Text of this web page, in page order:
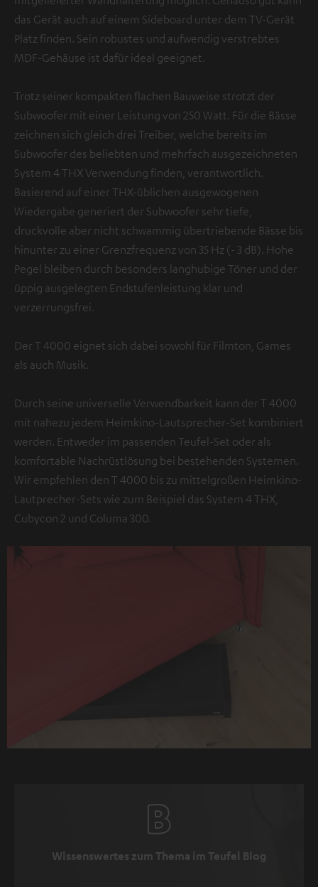
das Gerät auch auf einem Sideboard unter dem TV-Gerät
Platz finden. Sein robustes und aufwendig verstrebtes
MDF-Gehäuse ist dafür ideal geeignet.
Trotz seiner kompakten flachen Bauweise strotzt der
Subwoofer mit einer Leistung von 250 Watt. Für die Bässe
zeichnen sich gleich drei Treiber, welche bereits im
Subwoofer des beliebten und mehrfach ausgezeichneten
System 4 THX Verwendung finden, verantwortlich.
Basierend auf einer THX-üblichen ausgewogenen
Wiedergabe generiert der Subwoofer sehr tiefe,
druckvolle aber nicht schwammig übertriebende Bässe bis
hinunter zu einer Grenzfrequenz von 35 Hz (- 3 dB). Hohe
Pegel bleiben durch besonders langhubige Töner und der
üppig ausgelegten Endstufenleistung klar und
verzerrungsfrei.
Der T 4000 eignet sich dabei sowohl für Filmton, Games
als auch Musik.
Durch seine universelle Verwendbarkeit kann der T 4000
mit nahezu jedem Heimkino-Lautsprecher-Set kombiniert
werden. Entweder im passenden Teufel-Set oder als
komfortable Nachrüstlösung bei bestehenden Systemen.
Wir empfehlen den T 4000 bis zu mittelgroßen Heimkino-
Lautprecher-Sets wie zum Beispiel das System 4 THX,
Cubycon 2 und Columa 300.
Wissenswertes zum Thema im Teufel Blog